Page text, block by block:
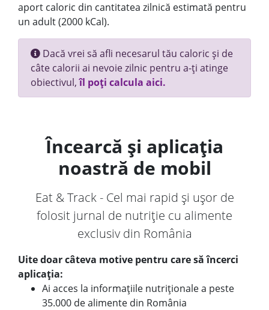
aport caloric din cantitatea zilnică estimată pentru
un adult (2000 kCal).
Dacă vrei să afli necesarul tău caloric și de
câte calorii ai nevoie zilnic pentru a-ți atinge
obiectivul,îl poți calcula aici.
Încearcă și aplicația
noastră de mobil
Eat & Track - Cel mai rapid și ușor de
folosit jurnal de nutriție cu alimente
exclusiv din România
Uite doar câteva motive pentru care să încerci
aplicația:
Ai acces la informațiile nutriționale a peste
35.000 de alimente din România